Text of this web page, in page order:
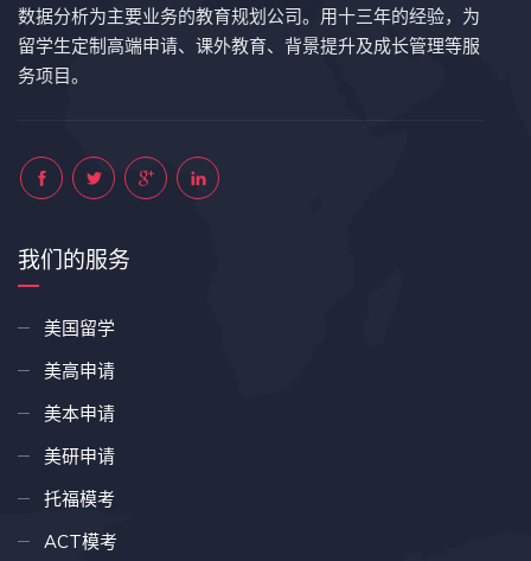
数据分析为主要业务的教育规划公司。用十三年的经验，为
留学生定制高端申请、课外教育、背景提升及成长管理等服
务项目。
我们的服务
美国留学
美高申请
美本申请
美研申请
托福模考
ACT模考